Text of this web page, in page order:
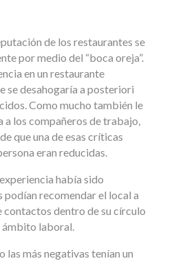
de los restaurantes se
por medio del “boca oreja”.
en un restaurante
se desahogaría a posteriori
Como mucho también le
a los compañeros de trabajo,
que una de esas críticas
eran reducidas.
había sido
podían recomendar el local a
contactos dentro de su círculo
ámbito laboral.
las más negativas tenían un